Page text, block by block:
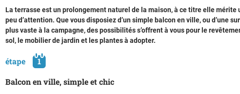
La terrasse est un prolongement naturel de la maison, à ce titre elle mérite
peu d’attention. Que vous disposiez d’un simple balcon en ville, ou d’une
plus vaste à la campagne, des possibilités s’offrent à vous pour le
sol, le mobilier de jardin et les plantes à adopter.
étape
1
Balcon en ville, simple et chic